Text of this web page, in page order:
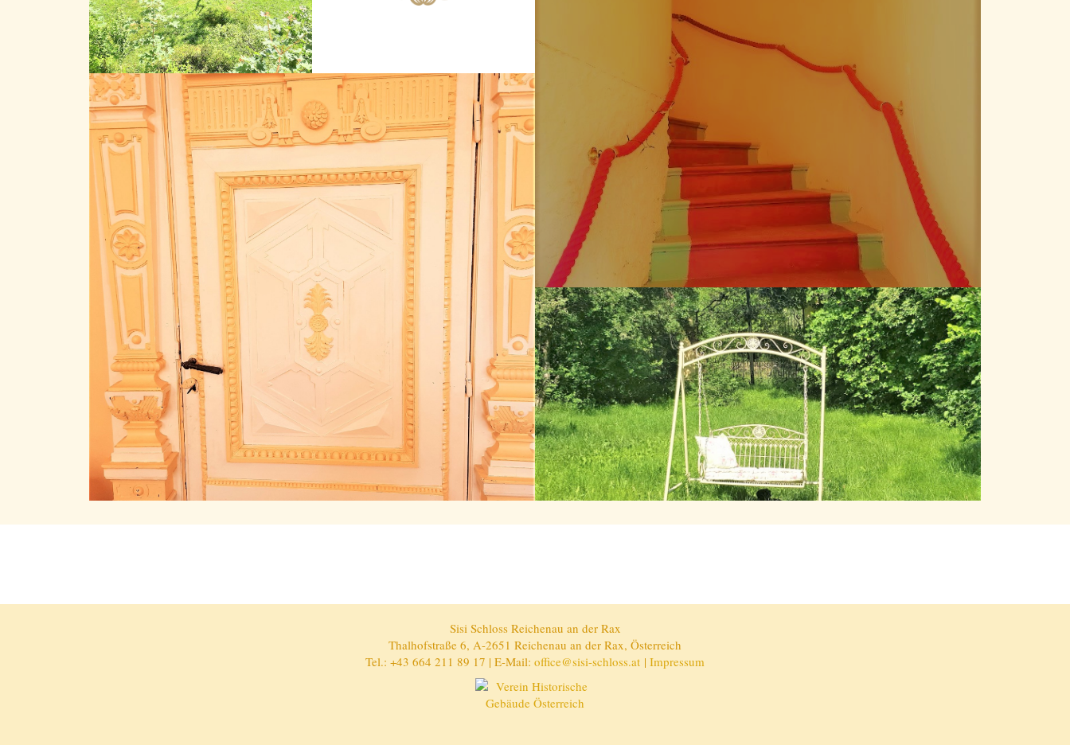
Sisi Schloss Reichenau an der Rax
Thalhofstraße 6, A-2651 Reichenau an der Rax, Österreich
Tel.: +43 664 211 89 17 | E-Mail: office@sisi-schloss.at | Impressum